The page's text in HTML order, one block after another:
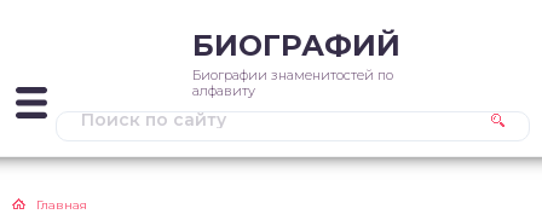
БИОГРАФИЙ
Биографии знаменитостей по
алфавиту
Главная